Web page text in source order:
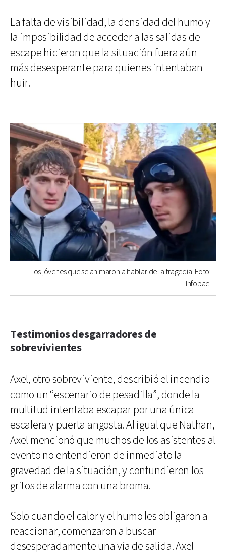
La falta de visibilidad, la densidad del humo y
la imposibilidad de acceder a las salidas de
escape hicieron que la situación fuera aún
más desesperante para quienes intentaban
huir.
Los jóvenes que se animaron a hablar de la tragedia. Foto:
Infobae.
Testimonios desgarradores de
sobrevivientes
Axel, otro sobreviviente, describió el incendio
como un “escenario de pesadilla”, donde la
multitud intentaba escapar por una única
escalera y puerta angosta. Al igual que Nathan,
Axel mencionó que muchos de los asistentes al
evento no entendieron de inmediato la
gravedad de la situación, y confundieron los
gritos de alarma con una broma.
Solo cuando el calor y el humo les obligaron a
reaccionar, comenzaron a buscar
desesperadamente una vía de salida. Axel